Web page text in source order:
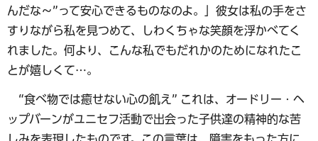
んだな～”って安心できるものなのよ。」彼女は私の手をさ
すりながら私を見つめて、しわくちゃな笑顔を浮かべてく
れました。何より、こんな私でもだれかのためになれたこ
とが嬉しくて…。
“食べ物では癒せない心の飢え” これは、オードリー・ヘ
ップバーンがユニセフ活動で出会った子供達の精神的な苦